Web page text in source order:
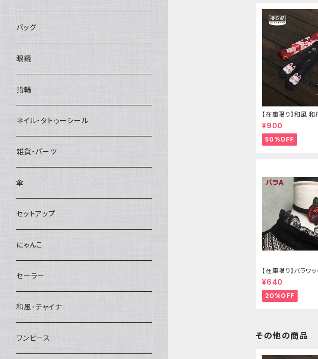
【在庫限り】和風
リボン（狐面/金魚
¥900
50%OFF
【在庫限り】バラワ
¥640
20%OFF
その他の商品
バッグ
眼鏡
指輪
ネイル・タトゥーシール
雑貨・パーツ
傘
セットアップ
にゃんこ
セーラー
和風･チャイナ
ワンピース